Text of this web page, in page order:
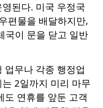
된다. 미국 우정국
편물을 배달하지만,
국이 문을 닫고 일반
업무나 각종 행정업
2일까지 미리 마무
도 연휴를 앞둔 고객